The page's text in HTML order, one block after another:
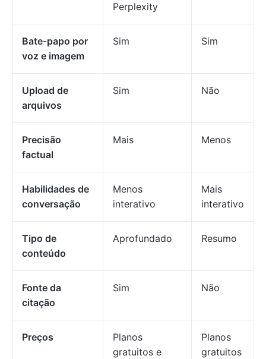
Perplexity
Bate-papo por
voz e imagem
Sim Sim
Upload de
arquivos
Sim Não
Precisão
factual
Mais Menos
Habilidades de
conversação
Menos
interativo
Mais
interativo
Tipo de
conteúdo
Aprofundado Resumo
Fonte da
citação
Sim Não
Preços
Planos
gratuitos e
Planos
gratuitos